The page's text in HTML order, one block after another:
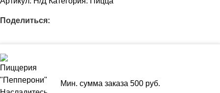
Поделиться:
Мин. сумма заказа 500 руб.